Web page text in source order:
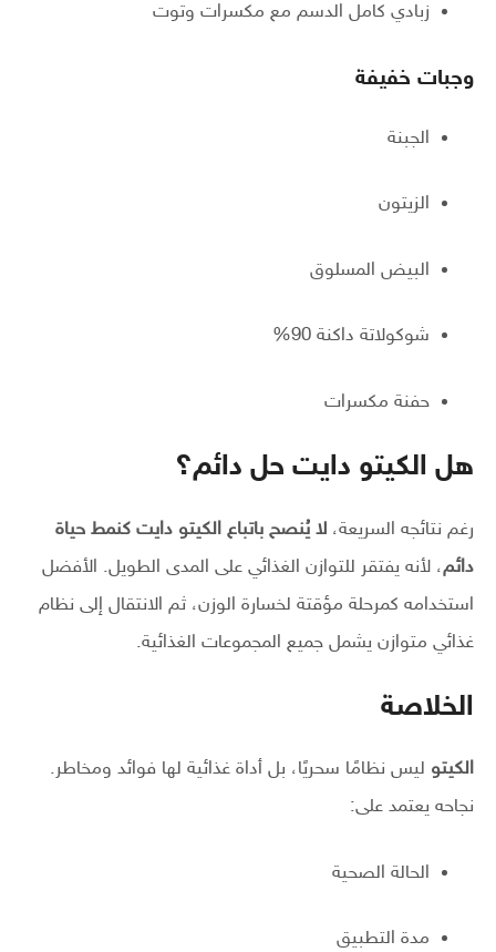
زبادي كامل الدسم مع مكسرات وتوت
وجبات خفيفة
الجبنة
الزيتون
البيض المسلوق
شوكولاتة داكنة 90%
حفنة مكسرات
هل الكيتو دايت حل دائم؟
رغم نتائجه السريعة، لا يُنصح باتباع الكيتو دايت كنمط حياة
دائم، لأنه يفتقر للتوازن الغذائي على المدى الطويل. الأفضل
استخدامه كمرحلة مؤقتة لخسارة الوزن، ثم الانتقال إلى نظام
غذائي متوازن يشمل جميع المجموعات الغذائية.
الخلاصة
الكيتو ليس نظامًا سحريًا، بل أداة غذائية لها فوائد ومخاطر.
نجاحه يعتمد على:
الحالة الصحية
مدة التطبيق